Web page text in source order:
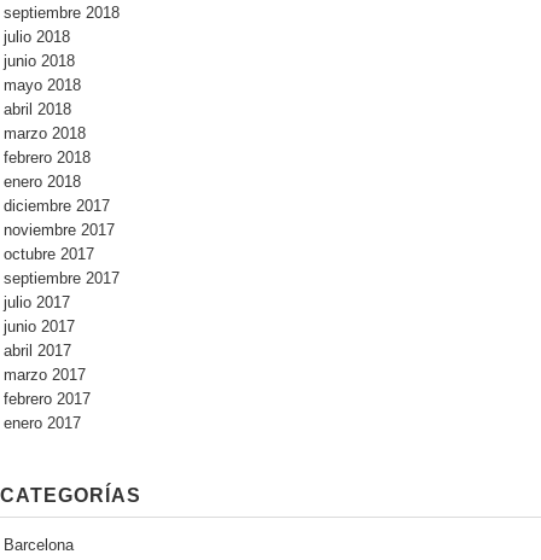
septiembre 2018
julio 2018
junio 2018
mayo 2018
abril 2018
marzo 2018
febrero 2018
enero 2018
diciembre 2017
noviembre 2017
octubre 2017
septiembre 2017
julio 2017
junio 2017
abril 2017
marzo 2017
febrero 2017
enero 2017
CATEGORÍAS
Barcelona